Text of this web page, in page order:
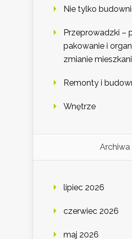
Nie tylko
Przeprowadzki –
pakowanie i
zmianie
Remonty i
Wnętrze
Archiwa
lipiec 2026
czerwiec 2026
maj 2026